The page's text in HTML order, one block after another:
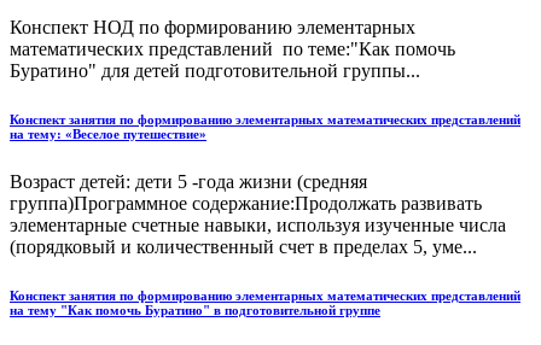
Конспект НОД по формированию элементарных
математических представлений по теме:"Как помочь
Буратино" для детей подготовительной группы...
Конспект занятия по формированию элементарных математических представлений
на тему: «Веселое путешествие»
Возраст детей: дети 5 -года жизни (средняя
группа)Программное содержание:Продолжать развивать
элементарные счетные навыки, используя изученные числа
(порядковый и количественный счет в пределах 5, уме...
Конспект занятия по формированию элементарных математических представлений
на тему "Как помочь Буратино" в подготовительной группе